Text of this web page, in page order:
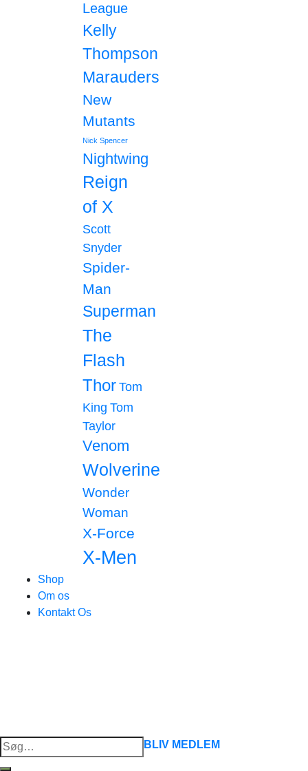
League
Kelly
Thompson
Marauders
New
Mutants
Nick Spencer
Nightwing
Reign
of X
Scott
Snyder
Spider-
Man
Superman
The
Flash
Thor Tom
King Tom
Taylor
Venom
Wolverine
Wonder
Woman
X-Force
X-Men
Shop
Om os
Kontakt Os
Søg
efter:
BLIV MEDLEM